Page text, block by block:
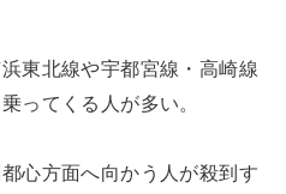
東北線や宇都宮線・高崎線
ってくる人が多い。
心方面へ向かう人が殺到す